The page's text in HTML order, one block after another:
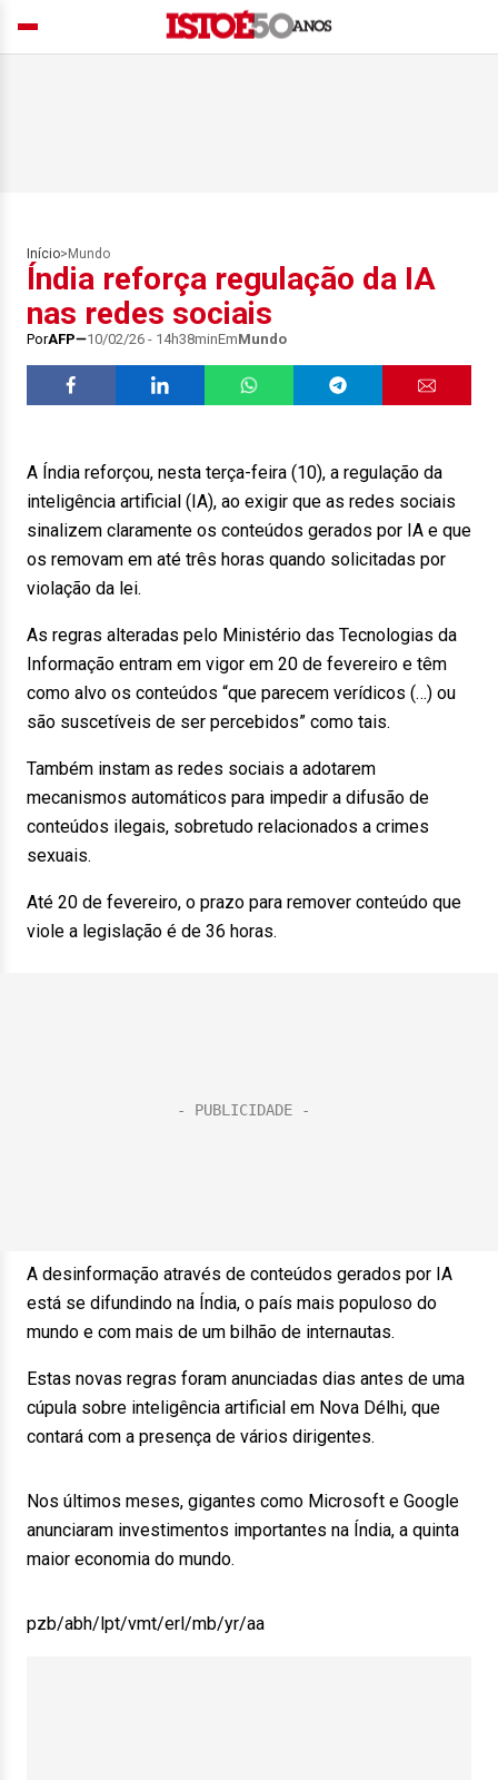
Início> Mundo
Índia reforça regulação da IA
nas redes sociais
PorAFP 10/02/26 - 14h38minEmMundo
A Índia reforçou, nesta terça-feira (10), a regulação da
inteligência artificial (IA), ao exigir que as redes sociais
sinalizem claramente os conteúdos gerados por IA e que
os removam em até três horas quando solicitadas por
violação da lei.
As regras alteradas pelo Ministério das Tecnologias da
Informação entram em vigor em 20 de fevereiro e têm
como alvo os conteúdos “que parecem verídicos (…) ou
são suscetíveis de ser percebidos” como tais.
Também instam as redes sociais a adotarem
mecanismos automáticos para impedir a difusão de
conteúdos ilegais, sobretudo relacionados a crimes
sexuais.
Até 20 de fevereiro, o prazo para remover conteúdo que
viole a legislação é de 36 horas.
A desinformação através de conteúdos gerados por IA
está se difundindo na Índia, o país mais populoso do
mundo e com mais de um bilhão de internautas.
Estas novas regras foram anunciadas dias antes de uma
cúpula sobre inteligência artificial em Nova Délhi, que
contará com a presença de vários dirigentes.
Nos últimos meses, gigantes como Microsoft e Google
anunciaram investimentos importantes na Índia, a quinta
maior economia do mundo.
pzb/abh/lpt/vmt/erl/mb/yr/aa